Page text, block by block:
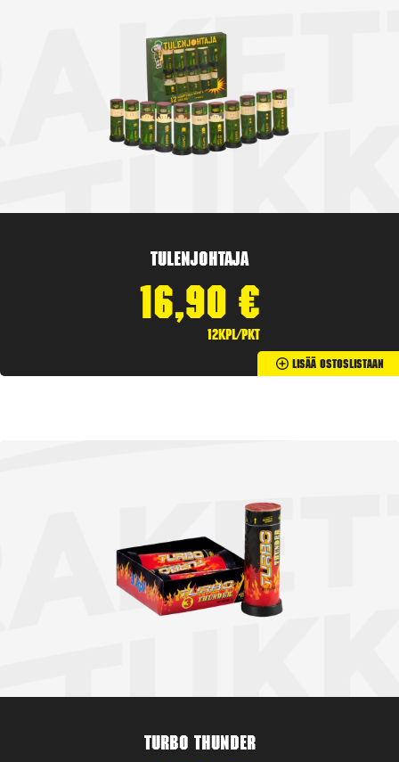
Tulenjohtaja
16,90 €
12kpl/pkt
Lisää Ostoslistaan
Turbo Thunder